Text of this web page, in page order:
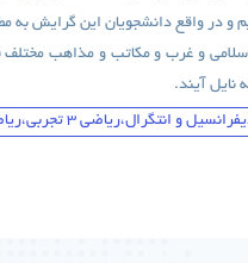
در واقع دانشجویان این گرایش به
و غرب و مکاتب و مذاهب
نایل آیند.
ریاضی،کنکور تجربی،ریاضی عمومی 1 دانشگاه